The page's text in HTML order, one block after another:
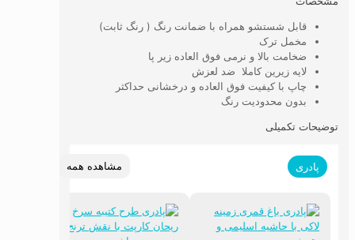
قابل شستشو همراه با ضمانت رنگ ( رنگ ثابت)
مخمل ترک
ضخامت بالا و نرمی فوق العاده زیر پا
لایه زیرین کاملا ضد لعزش
چاپ با کیفیت فوق العاده و درخشانی حداکثر
بدون محدودیت رنگ
توضیحات تکمیلی
پادری مشاهده همه